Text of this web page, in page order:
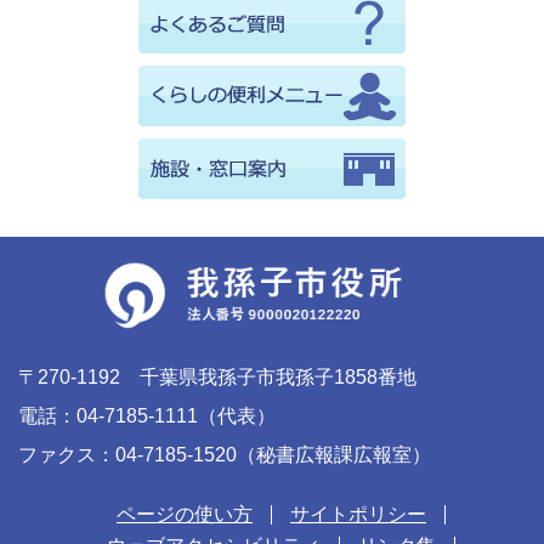
〒270-1192 千葉県我孫子市我孫子1858番地
電話：04-7185-1111（代表）
ファクス：04-7185-1520（秘書広報課広報室）
ページの使い方
サイトポリシー